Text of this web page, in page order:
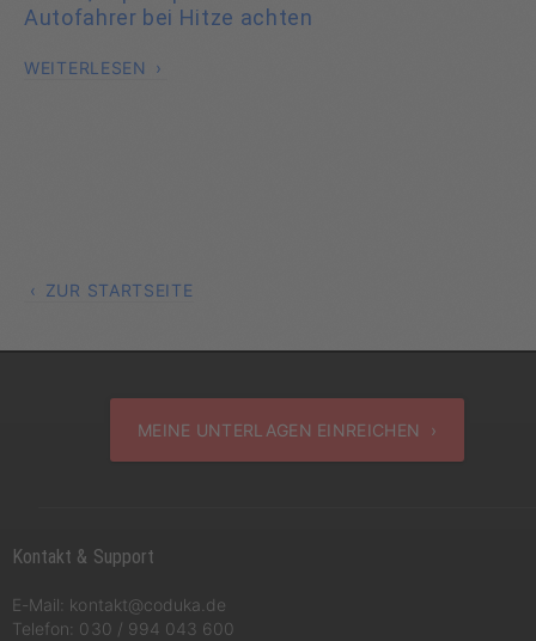
Autofahrer bei Hitze achten
WEITERLESEN
ZUR STARTSEITE
MEINE UNTERLAGEN EINREICHEN ›
Kontakt & Support
E-Mail: kontakt@coduka.de
Telefon: 030 / 994 043 600